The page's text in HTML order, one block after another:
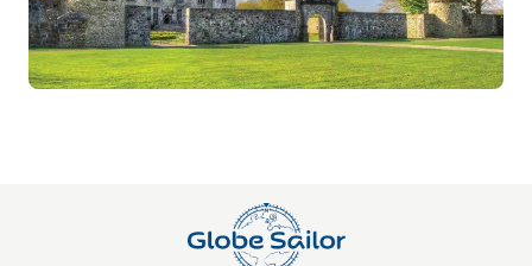
Parcheggio auto 70,00 €
/ settimana